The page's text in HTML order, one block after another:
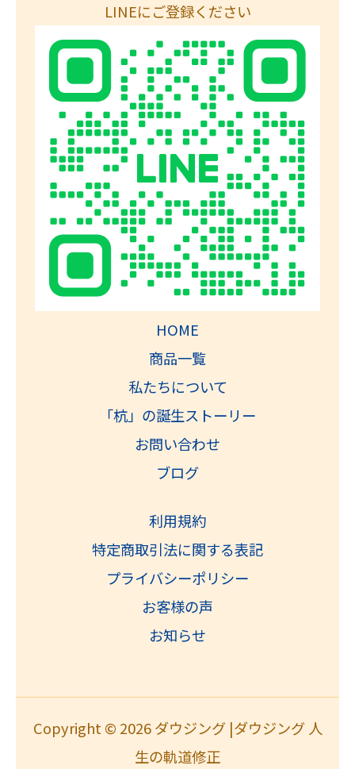
LINEにご登録ください
HOME
商品一覧
私たちについて
「杭」の誕生ストーリー
お問い合わせ
ブログ
利用規約
特定商取引法に関する表記
プライバシーポリシー
お客様の声
お知らせ
Copyright © 2026 ダウジング |ダウジング 人
生の軌道修正